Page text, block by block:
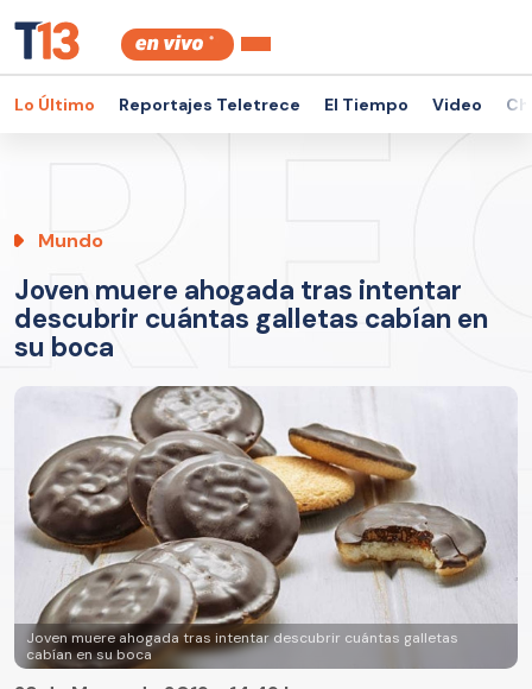
Lo Último Reportajes Teletrece El Tiempo Video
Mundo
Joven muere ahogada tras intentar
descubrir cuántas galletas cabían en
su boca
Joven muere ahogada tras intentar descubrir cuántas galletas
cabían en su boca